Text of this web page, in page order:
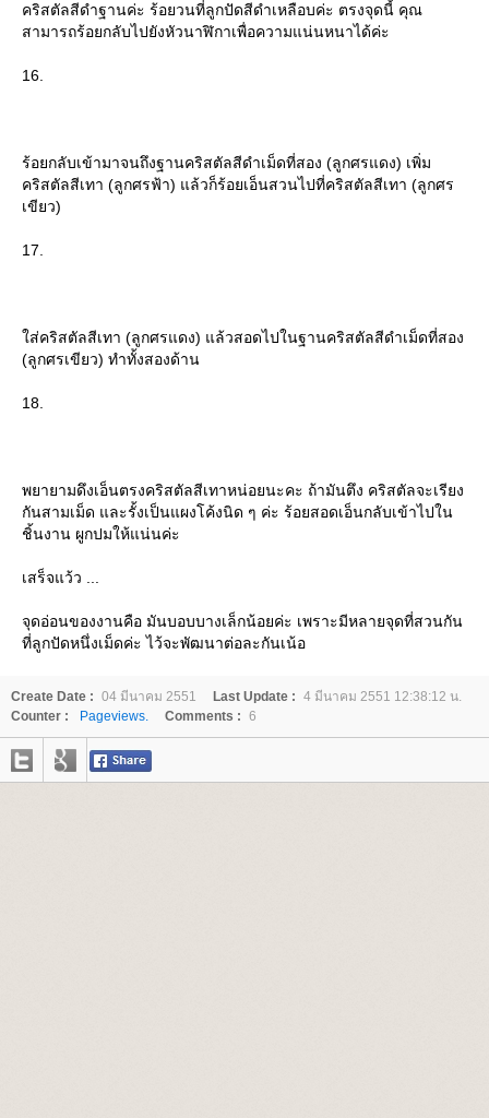
คริสตัลสีดำฐานค่ะ ร้อยวนที่ลูกปัดสีดำเหลือบค่ะ ตรงจุดนี้ คุณ
สามารถร้อยกลับไปยังหัวนาฬิกาเพื่อความแน่นหนาได้ค่ะ
16.
ร้อยกลับเข้ามาจนถึงฐานคริสตัลสีดำเม็ดที่สอง (ลูกศรแดง) เพิ่ม
คริสตัลสีเทา (ลูกศรฟ้า) แล้วก็ร้อยเอ็นสวนไปที่คริสตัลสีเทา (ลูกศร
เขียว)
17.
ส่คริสตัลสีเทา (ลูกศรแดง) แล้วสอดไปในฐานคริสตัลสีดำเม็ดที่สอง
(ลูกศรเขียว) ทำทั้งสองด้าน
18.
พยายามดึงเอ็นตรงคริสตัลสีเทาหน่อยนะคะ ถ้ามันตึง คริสตัลจะเรียง
กันสามเม็ด และรั้งเป็นแผงโค้งนิด ๆ ค่ะ ร้อยสอดเอ็นกลับเข้าไปใน
ชิ้นงาน ผูกปมให้แน่นค่ะ
เสร็จแว้ว ...
จุดอ่อนของงานคือ มันบอบบางเล็กน้อยค่ะ เพราะมีหลายจุดที่สวนกัน
ที่ลูกปัดหนึ่งเม็ดค่ะ ไว้จะพัฒนาต่อละกันเน้อ
Create Date : 04 มีนาคม 2551 Last Update : 4 มีนาคม 2551 12:38:12 น.
Counter :
Pageviews. Comments : 6